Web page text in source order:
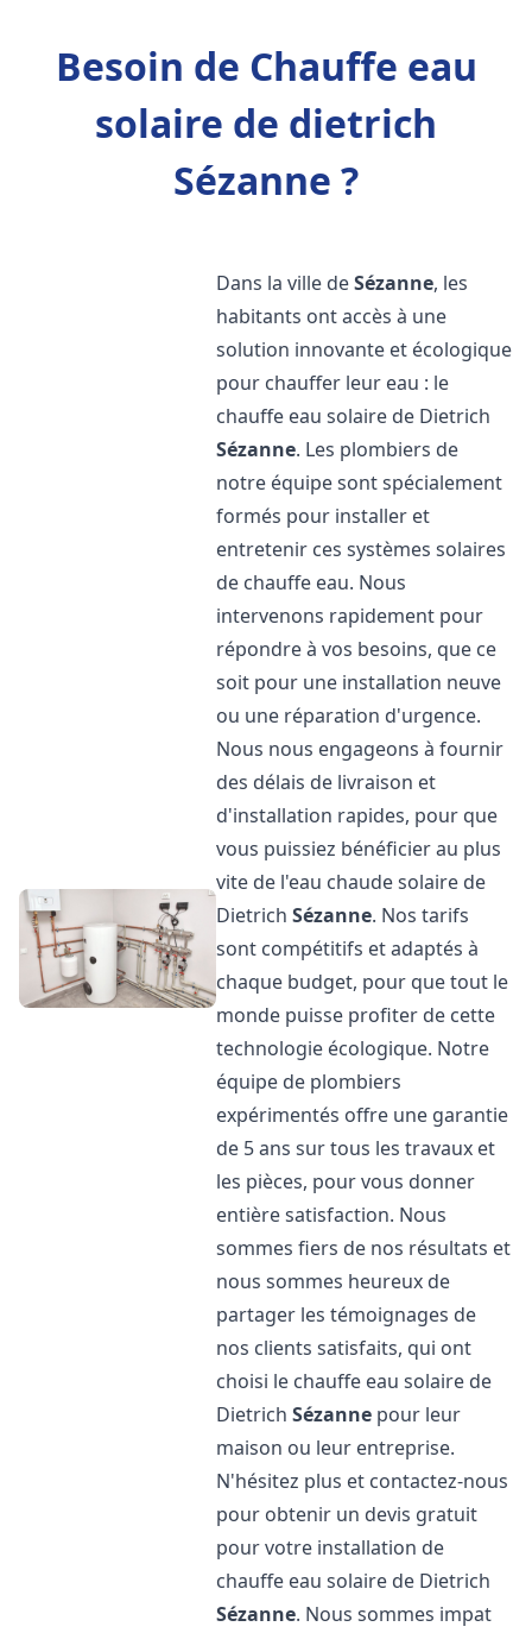
Besoin de Chauffe eau
solaire de dietrich
Sézanne ?
Dans la ville deSézanne, les
habitants ont accès à une
solution innovante et écologique
pour chauffer leur eau : le
chauffe eau solaire de Dietrich
Sézanne. Les plombiers de
notre équipe sont spécialement
formés pour installer et
entretenir ces systèmes solaires
de chauffe eau. Nous
intervenons rapidement pour
répondre à vos besoins, que ce
soit pour une installation neuve
ou une réparation d'urgence.
Nous nous engageons à fournir
des délais de livraison et
d'installation rapides, pour que
vous puissiez bénéficier au plus
vite de l'eau chaude solaire de
DietrichSézanne. Nos tarifs
sont compétitifs et adaptés à
chaque budget, pour que tout le
monde puisse profiter de cette
technologie écologique. Notre
équipe de plombiers
expérimentés offre une garantie
de 5 ans sur tous les travaux et
les pièces, pour vous donner
entière satisfaction. Nous
sommes fiers de nos résultats et
nous sommes heureux de
partager les témoignages de
nos clients satisfaits, qui ont
choisi le chauffe eau solaire de
DietrichSézanne pour leur
maison ou leur entreprise.
N'hésitez plus et contactez-nous
pour obtenir un devis gratuit
pour votre installation de
chauffe eau solaire de Dietrich
Sézanne. Nous sommes impat